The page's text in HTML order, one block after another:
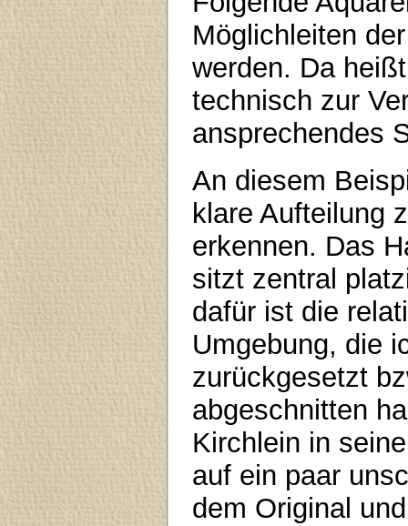
Möglichleiten
werden. Da
technisch zur
ansprechendes
An diesem
klare Aufteilung
erkennen. Das
sitzt zentral
dafür ist die
Umgebung, die
zurückgesetzt
abgeschnitten
Kirchlein in
auf ein paar
dem Original